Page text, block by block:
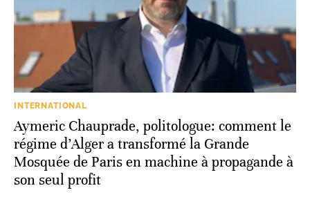
INTERNATIONAL
Aymeric Chauprade, politologue: comment le
régime d’Alger a transformé la Grande
Mosquée de Paris en machine à propagande à
son seul profit